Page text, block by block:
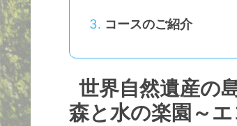
コースのご紹介
世界自然遺産の
森と水の楽園～